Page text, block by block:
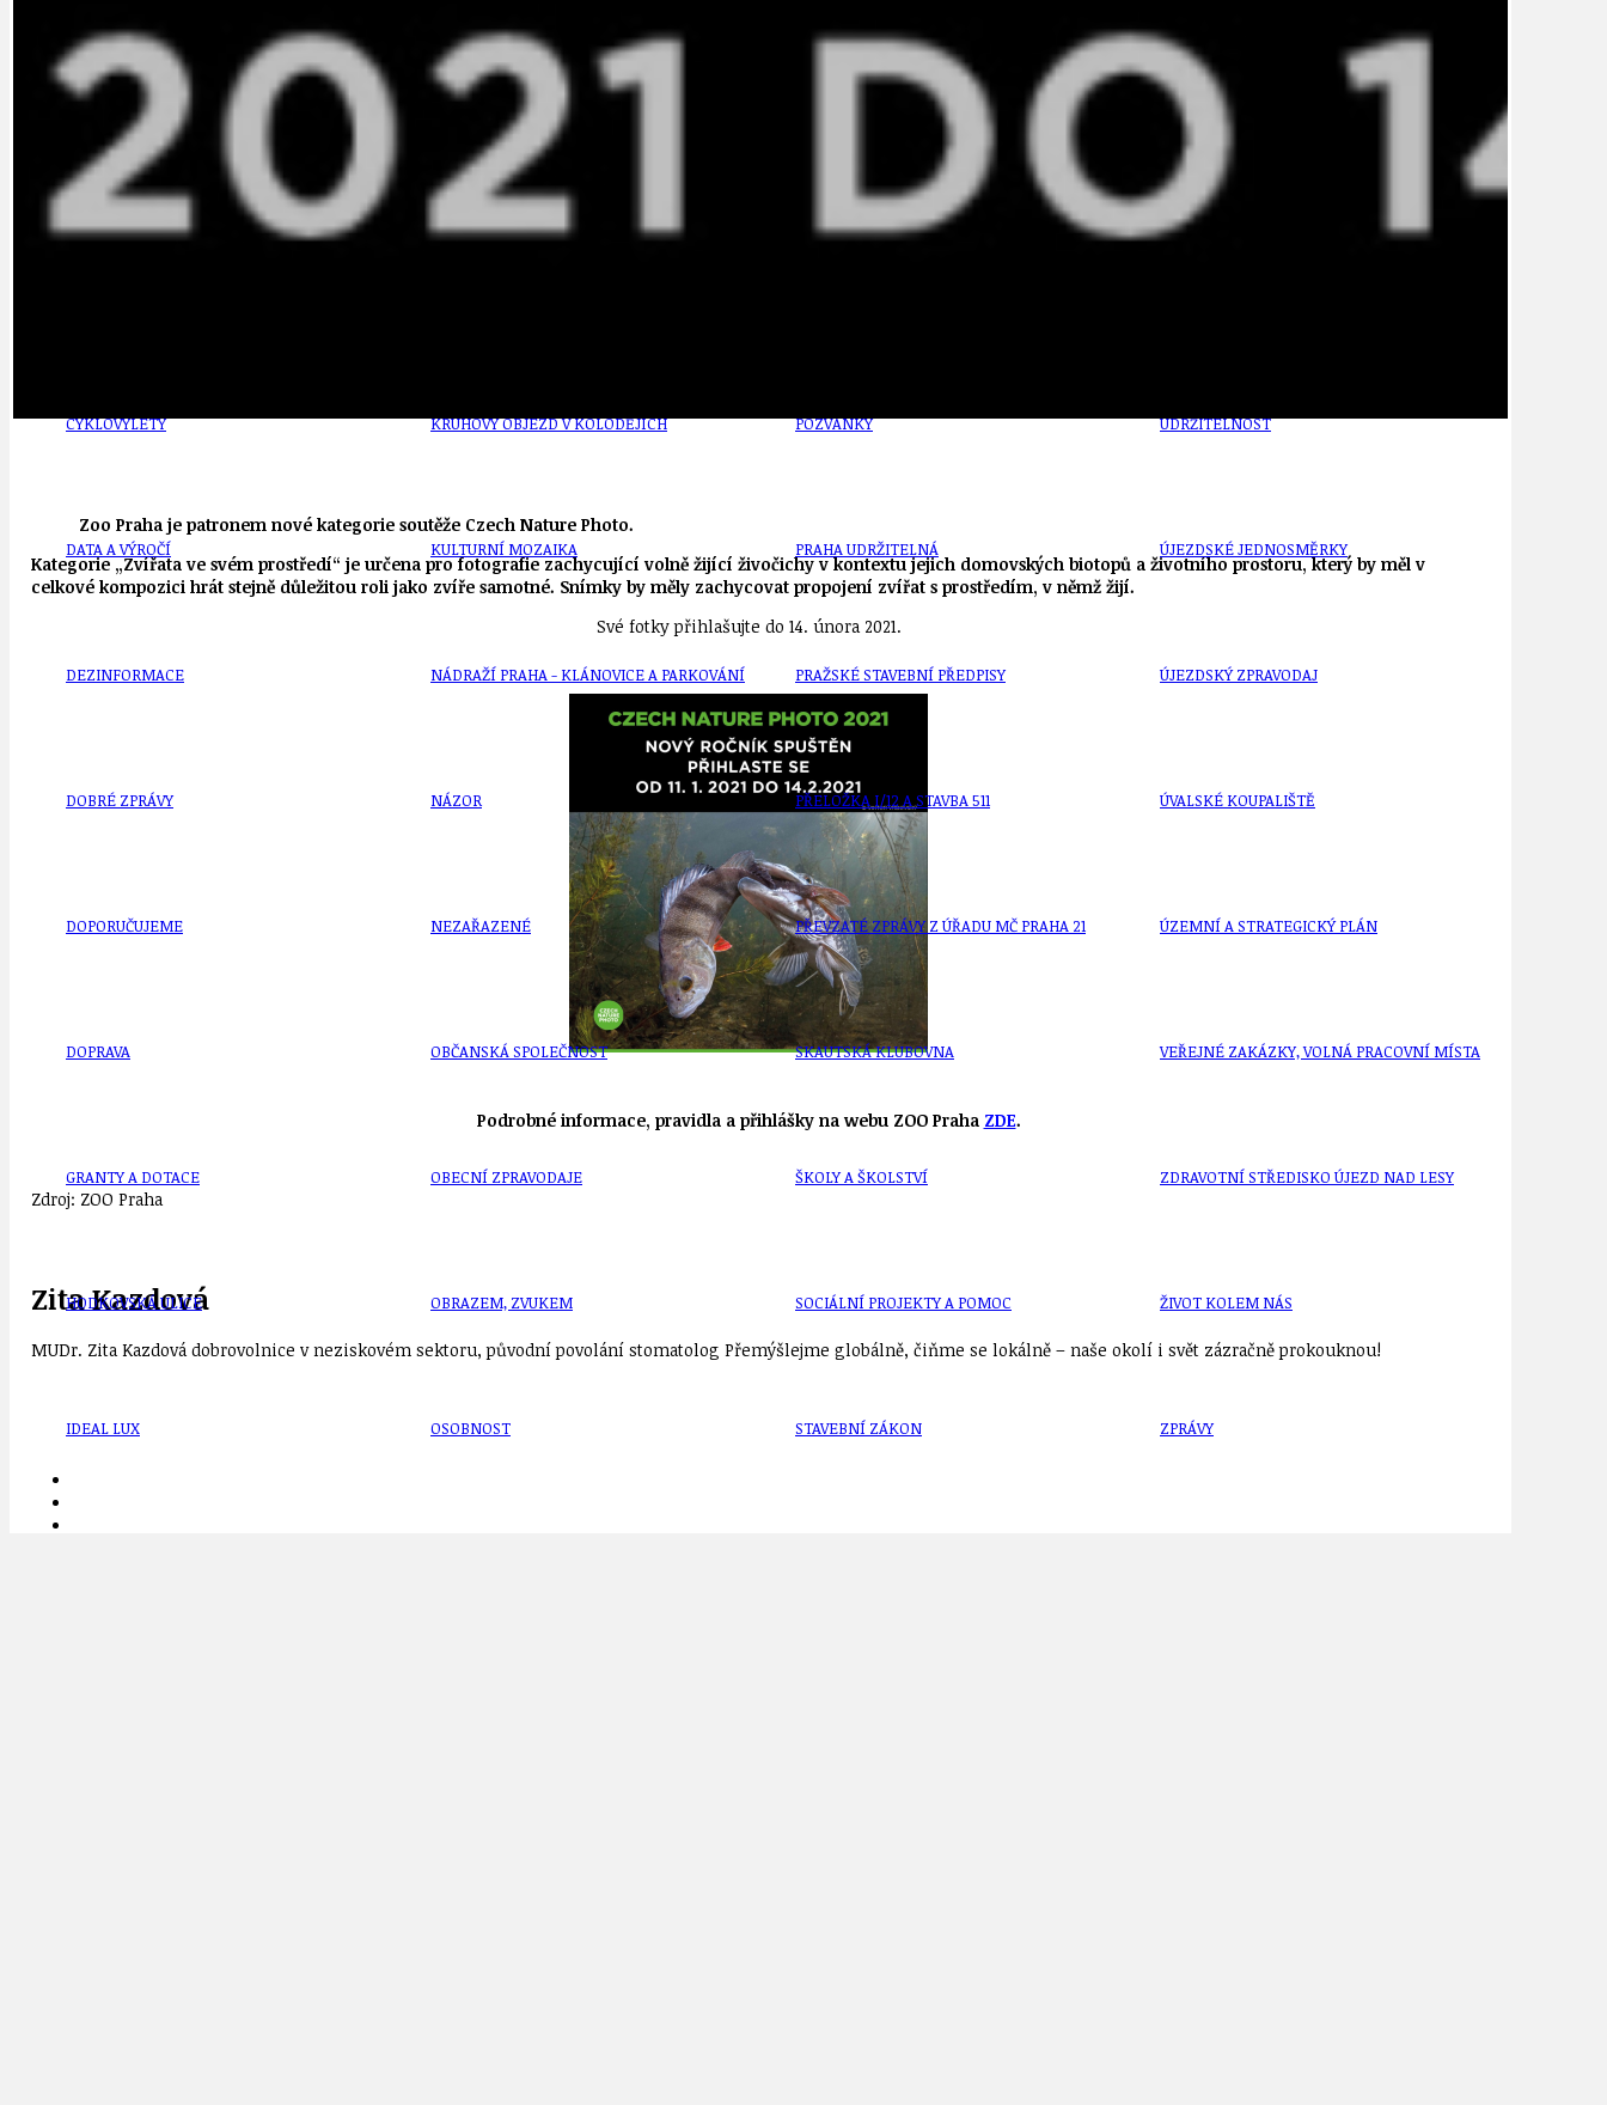
POZVÁNKY
DALŠÍ
AKTUALITY
CYKLOVÝLETY
DATA A VÝROČÍ
DEZINFORMACE
DOBRÉ ZPRÁVY
DOPORUČUJEME
DOPRAVA
GRANTY A DOTACE
HODKOVSKÁ ULICE
IDEAL LUX
JEDNOU VĚTOU
KRUHOVÝ OBJEZD V KOLODĚJÍCH
KULTURNÍ MOZAIKA
NÁDRAŽÍ PRAHA - KLÁNOVICE A PARKOVÁNÍ
NÁZOR
NEZAŘAZENÉ
OBČANSKÁ SPOLEČNOST
OBECNÍ ZPRAVODAJE
OBRAZEM, ZVUKEM
OSOBNOST
PETICE, VÝZVY, HLASOVÁNÍ, SOUTĚŽE
POZVÁNKY
PRAHA UDRŽITELNÁ
PRAŽSKÉ STAVEBNÍ PŘEDPISY
PŘELOŽKA I/12 A STAVBA 511
PŘEVZATÉ ZPRÁVY Z ÚŘADU MČ PRAHA 21
SKAUTSKÁ KLUBOVNA
ŠKOLY A ŠKOLSTVÍ
SOCIÁLNÍ PROJEKTY A POMOC
STAVEBNÍ ZÁKON
TÉMA
UDRŽITELNOST
ÚJEZDSKÉ JEDNOSMĚRKY
ÚJEZDSKÝ ZPRAVODAJ
ÚVALSKÉ KOUPALIŠTĚ
ÚZEMNÍ A STRATEGICKÝ PLÁN
VEŘEJNÉ ZAKÁZKY, VOLNÁ PRACOVNÍ MÍSTA
ZDRAVOTNÍ STŘEDISKO ÚJEZD NAD LESY
ŽIVOT KOLEM NÁS
ZPRÁVY
Zoo Praha je patronem nové kategorie soutěže Czech Nature Photo.
Kategorie „Zvířata ve svém prostředí“ je určena pro fotografie zachycující volně žijící živočichy v kontextu jejich domovských biotopů a životního prostoru, který by měl v
celkové kompozici hrát stejně důležitou roli jako zvíře samotné. Snímky by měly zachycovat propojení zvířat s prostředím, v němž žijí.
Své fotky přihlašujte do 14. února 2021.
Podrobné informace, pravidla a přihlášky na webu ZOO Praha ZDE.
Zdroj: ZOO Praha
Zita Kazdová
MUDr. Zita Kazdová dobrovolnice v neziskovém sektoru, původní povolání stomatolog Přemýšlejme globálně, čiňme se lokálně – naše okolí i svět zázračně prokouknou!